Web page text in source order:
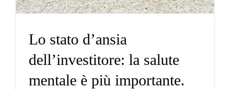
Lo stato d’ansia
dell’investitore: la salute
mentale è più importante.